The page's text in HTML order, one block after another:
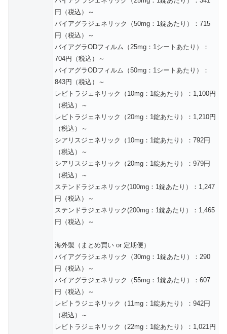
円（税込）～
バイアグラジェネリック（50mg：1錠あたり）：715
円（税込）～
バイアグラODフィルム（25mg：1シートあたり）：
704円（税込）～
バイアグラODフィルム（50mg：1シートあたり）：
843円（税込）～
レビトラジェネリック（10mg：1錠あたり）：1,100円
（税込）～
レビトラジェネリック（20mg：1錠あたり）：1,210円
（税込）～
シアリスジェネリック（10mg：1錠あたり）：792円
（税込）～
シアリスジェネリック（20mg：1錠あたり）：979円
（税込）～
ステンドラジェネリック(100mg：1錠あたり）：1,247
円（税込）～
ステンドラジェネリック(200mg：1錠あたり）：1,465
円（税込）～
海外製（まとめ買い or 定期便）
バイアグラジェネリック（30mg：1錠あたり）：290
円（税込）～
バイアグラジェネリック（55mg：1錠あたり）：607
円（税込）～
レビトラジェネリック（11mg：1錠あたり）：942円
（税込）～
レビトラジェネリック（22mg：1錠あたり）：1,021円